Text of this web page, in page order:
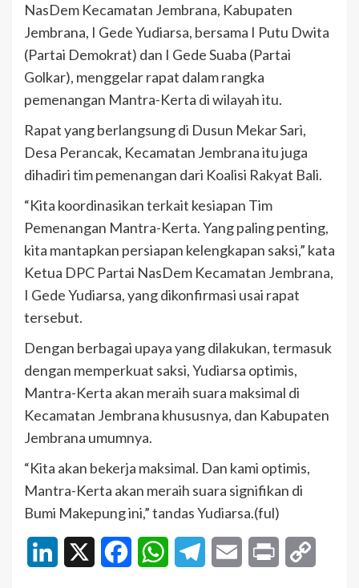
NasDem Kecamatan Jembrana, Kabupaten
Jembrana, I Gede Yudiarsa, bersama I Putu Dwita
(Partai Demokrat) dan I Gede Suaba (Partai
Golkar), menggelar rapat dalam rangka
pemenangan Mantra-Kerta di wilayah itu.
Rapat yang berlangsung di Dusun Mekar Sari,
Desa Perancak, Kecamatan Jembrana itu juga
dihadiri tim pemenangan dari Koalisi Rakyat Bali.
“Kita koordinasikan terkait kesiapan Tim
Pemenangan Mantra-Kerta. Yang paling penting,
kita mantapkan persiapan kelengkapan saksi,” kata
Ketua DPC Partai NasDem Kecamatan Jembrana,
I Gede Yudiarsa, yang dikonfirmasi usai rapat
tersebut.
Dengan berbagai upaya yang dilakukan, termasuk
dengan memperkuat saksi, Yudiarsa optimis,
Mantra-Kerta akan meraih suara maksimal di
Kecamatan Jembrana khususnya, dan Kabupaten
Jembrana umumnya.
“Kita akan bekerja maksimal. Dan kami optimis,
Mantra-Kerta akan meraih suara signifikan di
Bumi Makepung ini,” tandas Yudiarsa.(ful)
LinkedIn FacebookWhatsAppTelegramEmail Print